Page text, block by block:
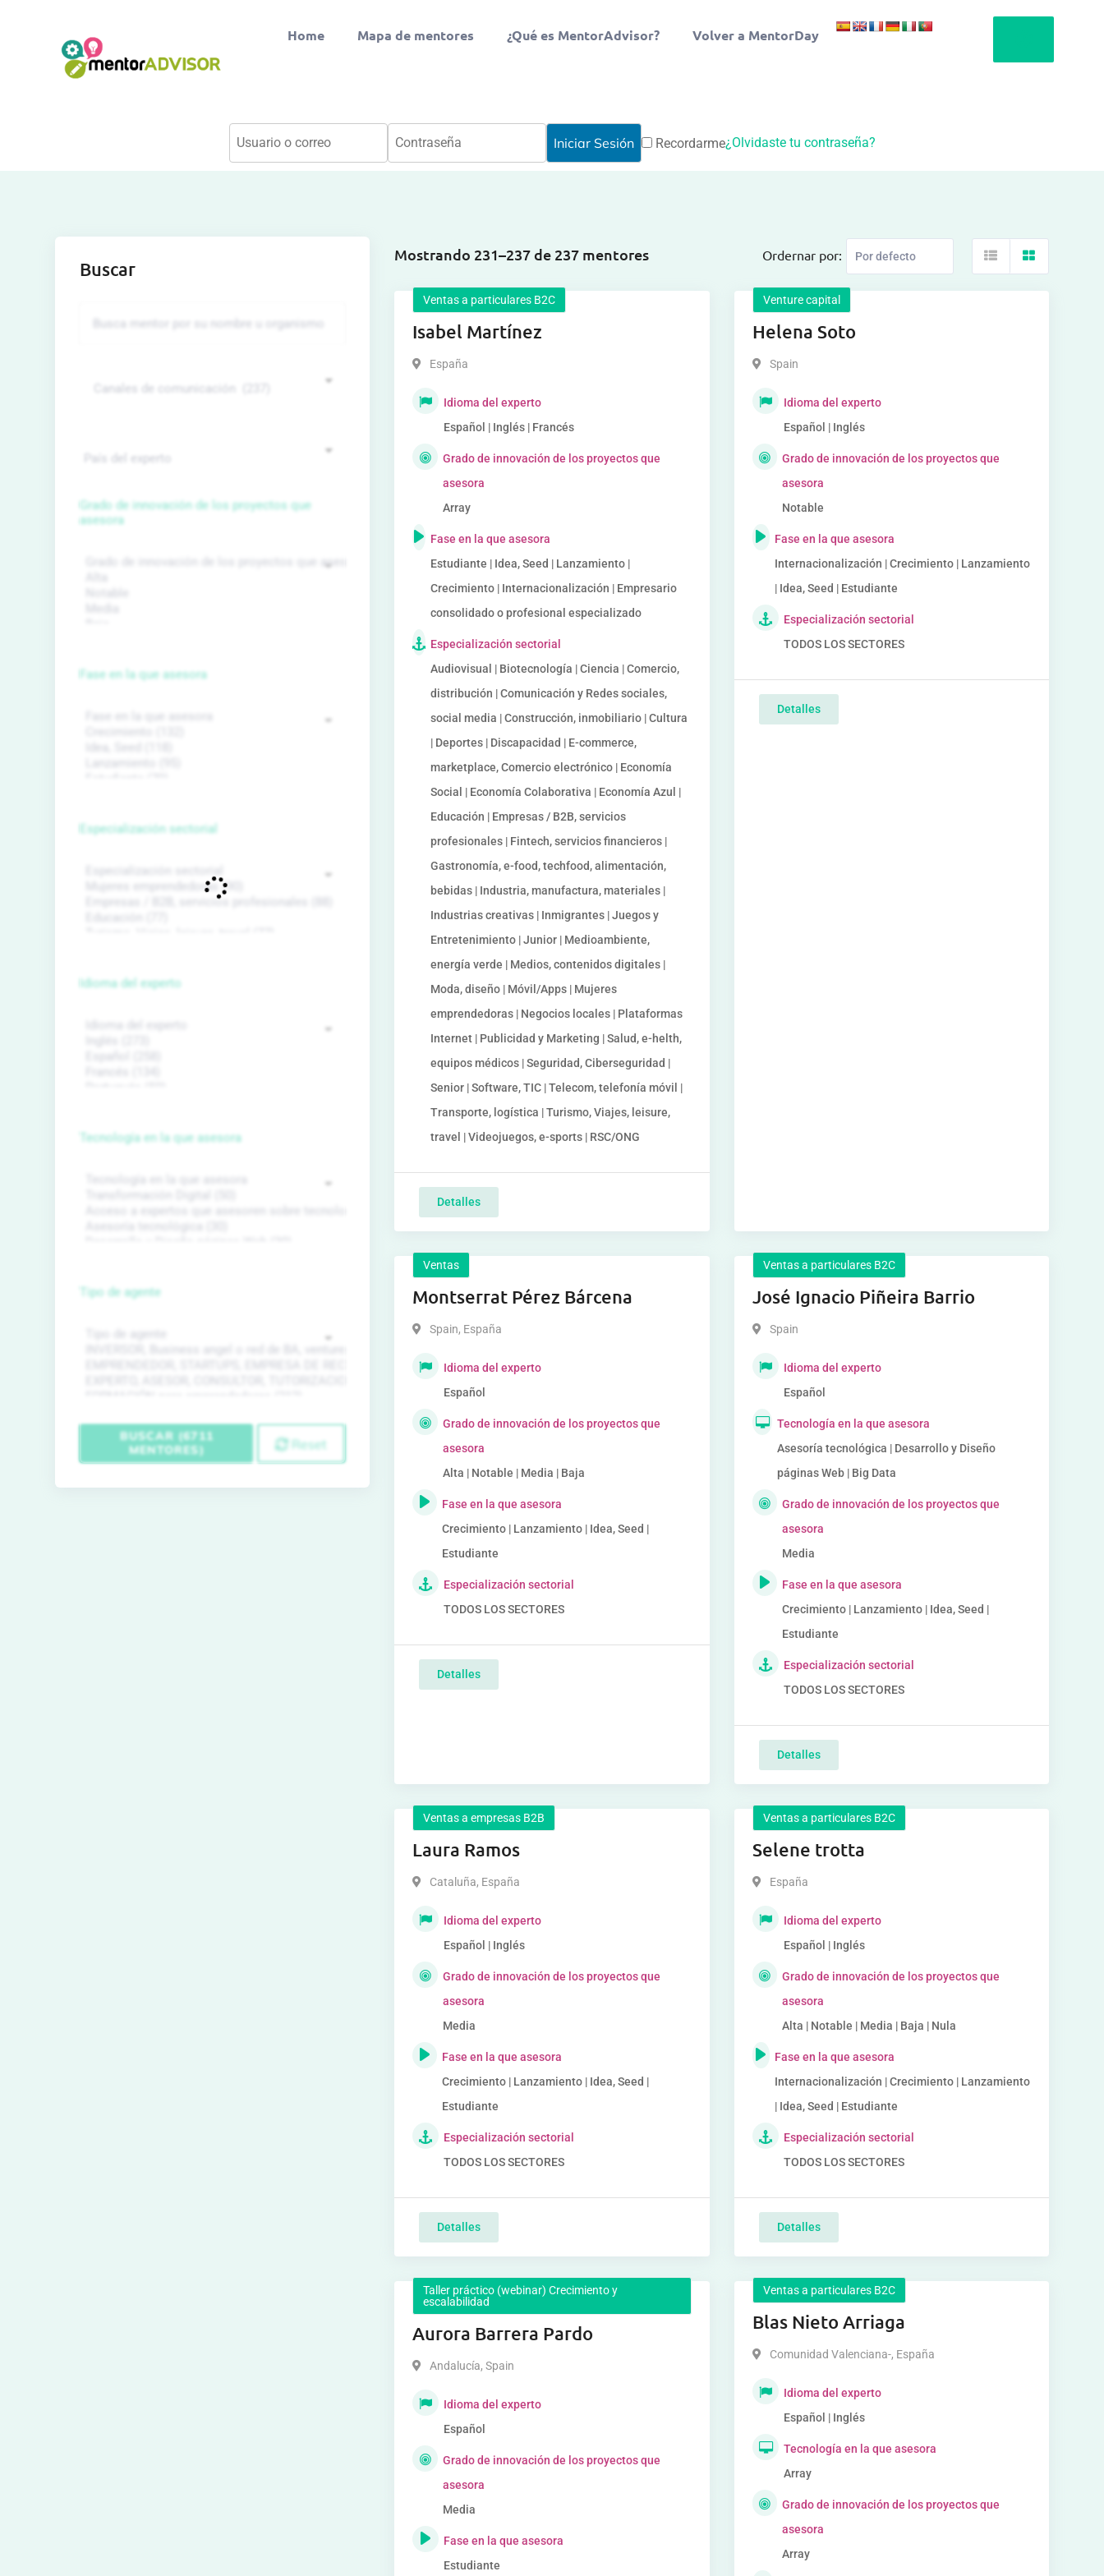
Home Mapa de mentores ¿Qué es MentorAdvisor? Volver a MentorDay
Recordarme¿Olvidaste tu contraseña?
Mostrando 231–237 de 237 mentores Ordernar por:
Ventas a particulares B2C
Isabel Martínez
España
Idioma del experto
Español | Inglés | Francés
Grado de innovación de los proyectos que
asesora
Array
Fase en la que asesora
Estudiante | Idea, Seed | Lanzamiento |
Crecimiento | Internacionalización | Empresario
consolidado o profesional especializado
Especialización sectorial
Audiovisual | Biotecnología | Ciencia | Comercio,
distribución | Comunicación y Redes sociales,
social media | Construcción, inmobiliario | Cultura
| Deportes | Discapacidad | E-commerce,
marketplace, Comercio electrónico | Economía
Social | Economía Colaborativa | Economía Azul |
Educación | Empresas / B2B, servicios
profesionales | Fintech, servicios financieros |
Gastronomía, e-food, techfood, alimentación,
bebidas | Industria, manufactura, materiales |
Industrias creativas | Inmigrantes | Juegos y
Entretenimiento | Junior | Medioambiente,
energía verde | Medios, contenidos digitales |
Moda, diseño | Móvil/Apps | Mujeres
emprendedoras | Negocios locales | Plataformas
Internet | Publicidad y Marketing | Salud, e-helth,
equipos médicos | Seguridad, Ciberseguridad |
Senior | Software, TIC | Telecom, telefonía móvil |
Transporte, logística | Turismo, Viajes, leisure,
travel | Videojuegos, e-sports | RSC/ONG
Detalles
Venture capital
Helena Soto
Spain
Idioma del experto
Español | Inglés
Grado de innovación de los proyectos que
asesora
Notable
Fase en la que asesora
Internacionalización | Crecimiento | Lanzamiento
| Idea, Seed | Estudiante
Especialización sectorial
TODOS LOS SECTORES
Detalles
Ventas
Montserrat Pérez Bárcena
Spain, España
Idioma del experto
Español
Grado de innovación de los proyectos que
asesora
Alta | Notable | Media | Baja
Fase en la que asesora
Crecimiento | Lanzamiento | Idea, Seed |
Estudiante
Especialización sectorial
TODOS LOS SECTORES
Detalles
Ventas a particulares B2C
José Ignacio Piñeira Barrio
Spain
Idioma del experto
Español
Tecnología en la que asesora
Asesoría tecnológica | Desarrollo y Diseño
páginas Web | Big Data
Grado de innovación de los proyectos que
asesora
Media
Fase en la que asesora
Crecimiento | Lanzamiento | Idea, Seed |
Estudiante
Especialización sectorial
TODOS LOS SECTORES
Detalles
Ventas a empresas B2B
Laura Ramos
Cataluña, España
Idioma del experto
Español | Inglés
Grado de innovación de los proyectos que
asesora
Media
Fase en la que asesora
Crecimiento | Lanzamiento | Idea, Seed |
Estudiante
Especialización sectorial
TODOS LOS SECTORES
Detalles
Ventas a particulares B2C
Selene trotta
España
Idioma del experto
Español | Inglés
Grado de innovación de los proyectos que
asesora
Alta | Notable | Media | Baja | Nula
Fase en la que asesora
Internacionalización | Crecimiento | Lanzamiento
| Idea, Seed | Estudiante
Especialización sectorial
TODOS LOS SECTORES
Detalles
Taller práctico (webinar) Crecimiento y
escalabilidad
Aurora Barrera Pardo
Andalucía, Spain
Idioma del experto
Español
Grado de innovación de los proyectos que
asesora
Media
Fase en la que asesora
Estudiante
Ventas a particulares B2C
Blas Nieto Arriaga
Comunidad Valenciana-, España
Idioma del experto
Español | Inglés
Tecnología en la que asesora
Array
Grado de innovación de los proyectos que
asesora
Array
Buscar
Grado de innovación de los proyectos que
asesora
Fase en la que asesora
Especialización sectorial
Idioma del experto
Tecnología en la que asesora
Tipo de agente
BUSCAR (6711
MENTORES)
Reset